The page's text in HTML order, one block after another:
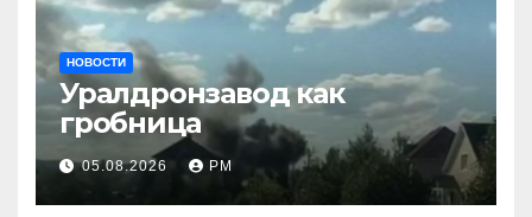
НОВОСТИ
Уралдронзавод как
гробница
05.08.2026 РМ